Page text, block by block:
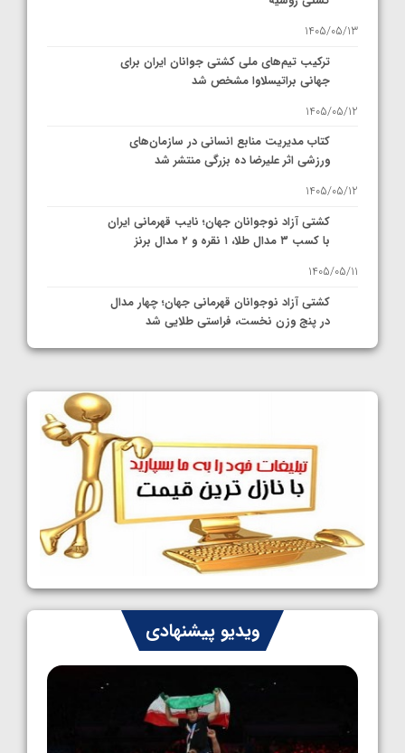
1405/05/13
ترکیب تیم‌های ملی کشتی جوانان ایران برای
جهانی براتیسلاوا مشخص شد
1405/05/12
کتاب مدیریت منابع انسانی در سازمان‌های
ورزشی اثر علیرضا ده بزرگی منتشر شد
1405/05/12
کشتی آزاد نوجوانان جهان؛ نایب قهرمانی ایران
با کسب ۳ مدال طلا، ۱ نقره و ۲ مدال برنز
1405/05/11
کشتی آزاد نوجوانان قهرمانی جهان؛ چهار مدال
در پنج وزن نخست، فراستی طلایی شد
1405/05/11
کشتی آزاد نوجوانان جهان؛ رقبای نمایندگان
ایران مشخص شدند
1405/05/08
کشتی فرنگی نوجوانان جهان؛ سکوی تیمی
سوم برای ایران
1405/05/07
ایران چشم به راه چهار مدال در پنج وزن دوم
کشتی فرنگی نوجوانان جهان
1405/05/06
ویدیو پیشنهادی